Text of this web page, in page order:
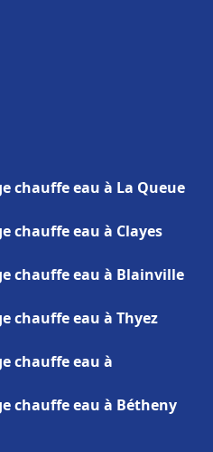
chauffe eau à La Queue
chauffe eau à Clayes
chauffe eau à Blainville
chauffe eau à Thyez
chauffe eau à
chauffe eau à Bétheny